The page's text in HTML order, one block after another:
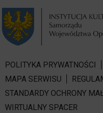
POLITYKA PRYWATNOŚCI
MAPA SERWISU
STANDARDY OCHRONY
WIRTUALNY SPACER